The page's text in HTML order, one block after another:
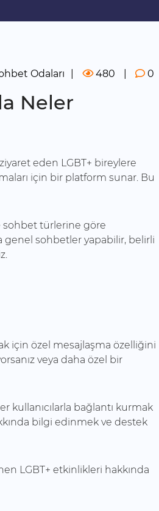
Odaları 480 0
Neler
ziyaret eden LGBT+ bireylere
için bir platform sunar. Bu
sohbet türlerine göre
genel sohbetler yapabilir, belirli
için özel mesajlaşma özelliğini
veya daha özel bir
kullanıcılarla bağlantı kurmak
bilgi edinmek ve destek
LGBT+ etkinlikleri hakkında